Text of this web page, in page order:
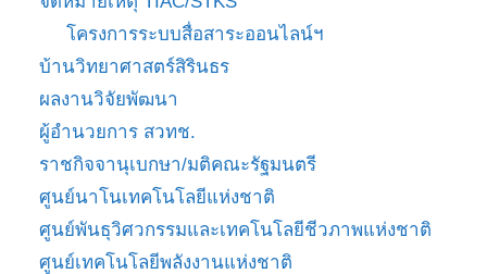
โครงการระบบสื่อสาระออนไลน์ฯ
บ้านวิทยาศาสตร์สิรินธร
ผลงานวิจัยพัฒนา
ผู้อำนวยการ สวทช.
ราชกิจจานุเบกษา/มติคณะรัฐมนตรี
ศูนย์นาโนเทคโนโลยีแห่งชาติ
ศูนย์พันธุวิศวกรรมและเทคโนโลยีชีวภาพแห่งชาติ
ศูนย์เทคโนโลยีพลังงานแห่งชาติ